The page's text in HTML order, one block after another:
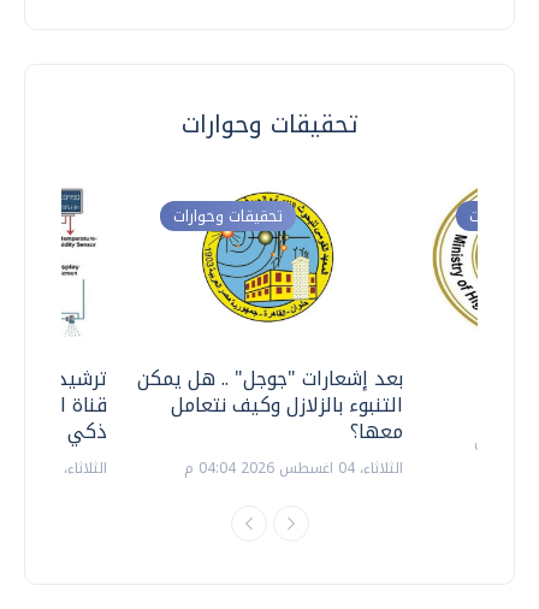
تحقيقات وحوارات
ترشيدا
قناة
ذكي
الثلاثاء، 14 يوليو 2026 06:11 م
تحقيقات وحوارات
بعد إشعارات "جوجل" .. هل يمكن
التنبوء بالزلازل وكيف نتعامل
معها؟
الثلاثاء، 04 اغسطس 2026 04:04 م
وحوارات